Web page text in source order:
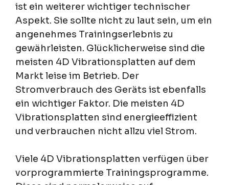
ist ein weiterer wichtiger technischer
Aspekt. Sie sollte nicht zu laut sein, um ein
angenehmes Trainingserlebnis zu
gewährleisten. Glücklicherweise sind die
meisten 4D Vibrationsplatten auf dem
Markt leise im Betrieb. Der
Stromverbrauch des Geräts ist ebenfalls
ein wichtiger Faktor. Die meisten 4D
Vibrationsplatten sind energieeffizient
und verbrauchen nicht allzu viel Strom.
Viele 4D Vibrationsplatten verfügen über
vorprogrammierte Trainingsprogramme.